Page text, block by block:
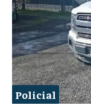
Policial